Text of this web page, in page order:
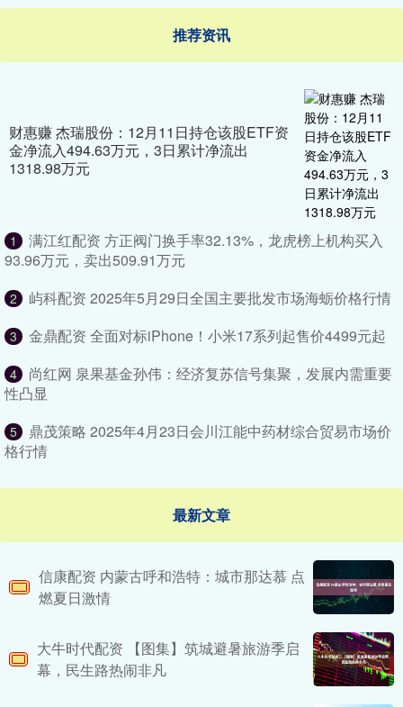
推荐资讯
财惠赚 杰瑞股份：12月11日持仓该股ETF资
金净流入494.63万元，3日累计净流出
1318.98万元
1
满江红配资 方正阀门换手率32.13%，龙虎榜上机构买入
93.96万元，卖出509.91万元
2 屿科配资 2025年5月29日全国主要批发市场海蛎价格行情
3 金鼎配资 ​​全面对标iPhone！小米17系列起售价4499元起
4
尚红网 泉果基金孙伟：经济复苏信号集聚，发展内需重要
性凸显
5
鼎茂策略 2025年4月23日会川江能中药材综合贸易市场价
格行情
最新文章
信康配资 内蒙古呼和浩特：城市那达慕 点
燃夏日激情
大牛时代配资 ​【图集】筑城避暑旅游季启
幕，民生路热闹非凡